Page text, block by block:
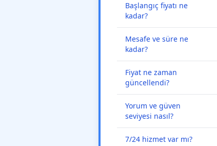
Başlangıç fiyatı ne
kadar?
Mesafe ve süre ne
kadar?
Fiyat ne zaman
güncellendi?
Yorum ve güven
seviyesi nasıl?
7/24 hizmet var mı?